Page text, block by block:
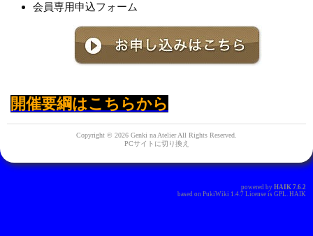
会員専用申込フォーム
開催要綱はこちらから
Copyright © 2026 Genki na Atelier All Rights Reserved.
PCサイトに切り換え
powered by HAIK 7.6.2
based on PukiWiki 1.4.7 License is GPL. HAIK